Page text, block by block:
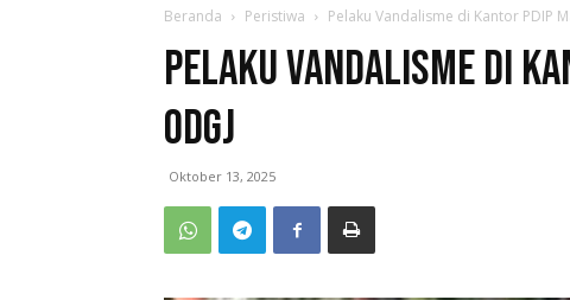
Beranda Peristiwa Pelaku Vandalisme di Kantor PDIP
Pelaku Vandalisme di
ODGJ
Oktober 13, 2025